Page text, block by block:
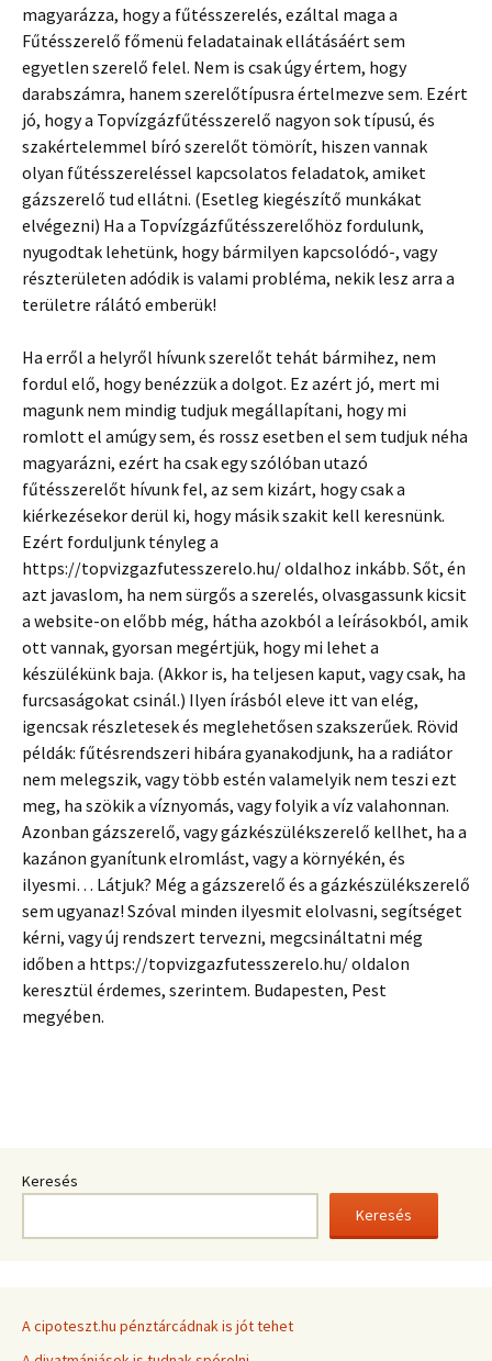
magyarázza, hogy a fűtésszerelés, ezáltal maga a
Fűtésszerelő főmenü feladatainak ellátásáért sem
egyetlen szerelő felel. Nem is csak úgy értem, hogy
darabszámra, hanem szerelőtípusra értelmezve sem. Ezért
jó, hogy a Topvízgázfűtésszerelő nagyon sok típusú, és
szakértelemmel bíró szerelőt tömörít, hiszen vannak
olyan fűtésszereléssel kapcsolatos feladatok, amiket
gázszerelő tud ellátni. (Esetleg kiegészítő munkákat
elvégezni) Ha a Topvízgázfűtésszerelőhöz fordulunk,
nyugodtak lehetünk, hogy bármilyen kapcsolódó-, vagy
részterületen adódik is valami probléma, nekik lesz arra a
területre rálátó emberük!
Ha erről a helyről hívunk szerelőt tehát bármihez, nem
fordul elő, hogy benézzük a dolgot. Ez azért jó, mert mi
magunk nem mindig tudjuk megállapítani, hogy mi
romlott el amúgy sem, és rossz esetben el sem tudjuk néha
magyarázni, ezért ha csak egy szólóban utazó
fűtésszerelőt hívunk fel, az sem kizárt, hogy csak a
kiérkezésekor derül ki, hogy másik szakit kell keresnünk.
Ezért forduljunk tényleg a
https://topvizgazfutesszerelo.hu/ oldalhoz inkább. Sőt, én
azt javaslom, ha nem sürgős a szerelés, olvasgassunk kicsit
a website-on előbb még, hátha azokból a leírásokból, amik
ott vannak, gyorsan megértjük, hogy mi lehet a
készülékünk baja. (Akkor is, ha teljesen kaput, vagy csak, ha
furcsaságokat csinál.) Ilyen írásból eleve itt van elég,
igencsak részletesek és meglehetősen szakszerűek. Rövid
példák: fűtésrendszeri hibára gyanakodjunk, ha a radiátor
nem melegszik, vagy több estén valamelyik nem teszi ezt
meg, ha szökik a víznyomás, vagy folyik a víz valahonnan.
Azonban gázszerelő, vagy gázkészülékszerelő kellhet, ha a
kazánon gyanítunk elromlást, vagy a környékén, és
ilyesmi… Látjuk? Még a gázszerelő és a gázkészülékszerelő
sem ugyanaz! Szóval minden ilyesmit elolvasni, segítséget
kérni, vagy új rendszert tervezni, megcsináltatni még
időben a https://topvizgazfutesszerelo.hu/ oldalon
keresztül érdemes, szerintem. Budapesten, Pest
megyében.
Keresés
Keresés
A cipoteszt.hu pénztárcádnak is jót tehet